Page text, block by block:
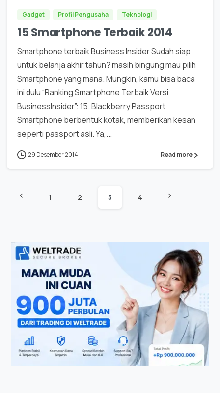
Gadget Profil Pengusaha Teknologi
15 Smartphone Terbaik 2014
Smartphone terbaik Business Insider Sudah siap
untuk belanja akhir tahun? masih bingung mau pilih
Smartphone yang mana. Mungkin, kamu bisa baca
ini dulu “Ranking Smartphone Terbaik Versi
BusinessInsider”: 15. Blackberry Passport
Smartphone berbentuk kotak, memberikan kesan
seperti passport asli. Ya,...
29 Desember 2014 Read more
1 2 3 4